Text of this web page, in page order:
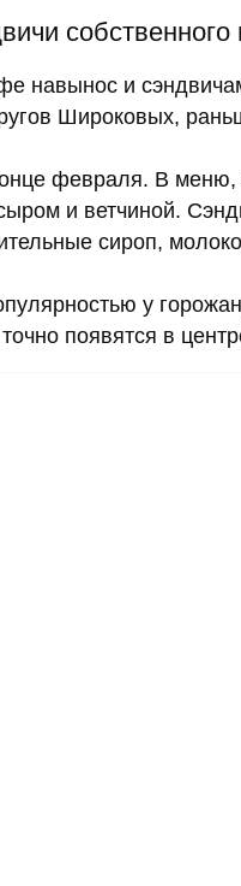
собственного
навынос и
Широковых,
февраля. В
и ветчиной.
сироп,
у
появятся в